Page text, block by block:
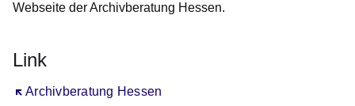
Webseite der Archivberatung Hessen.
Link
Archivberatung Hessen
Öffnet sich in einem neuen Fenster